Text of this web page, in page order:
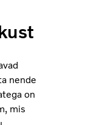
nende
on
mis